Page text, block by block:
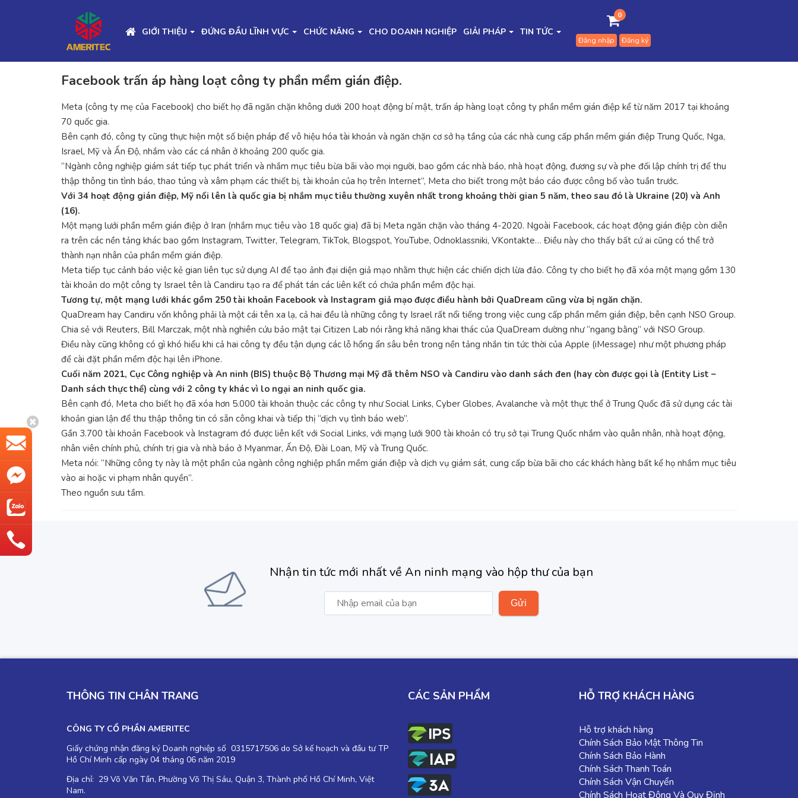
GIỚI THIỆU ĐỨNG ĐẦU LĨNH VỰC CHỨC NĂNG CHO DOANH NGHIỆP GIẢI PHÁP TIN TỨC
0
Đăng nhập Đăng ký
Facebook trấn áp hàng loạt công ty phần mềm gián điệp.
Meta (công ty mẹ của Facebook) cho biết họ đã ngăn chặn không dưới 200 hoạt động bí mật, trấn áp hàng loạt công ty phần mềm gián điệp kể từ năm 2017 tại khoảng
70 quốc gia.
Bên cạnh đó, công ty cũng thực hiện một số biện pháp để vô hiệu hóa tài khoản và ngăn chặn cơ sở hạ tầng của các nhà cung cấp phần mềm gián điệp Trung Quốc, Nga,
Israel, Mỹ và Ấn Độ, nhắm vào các cá nhân ở khoảng 200 quốc gia.
“Ngành công nghiệp giám sát tiếp tục phát triển và nhắm mục tiêu bừa bãi vào mọi người, bao gồm các nhà báo, nhà hoạt động, đương sự và phe đối lập chính trị để thu
thập thông tin tình báo, thao túng và xâm phạm các thiết bị, tài khoản của họ trên Internet”, Meta cho biết trong một báo cáo được công bố vào tuần trước.
Với 34 hoạt động gián điệp, Mỹ nổi lên là quốc gia bị nhắm mục tiêu thường xuyên nhất trong khoảng thời gian 5 năm, theo sau đó là Ukraine (20) và Anh
(16).
Một mạng lưới phần mềm gián điệp ở Iran (nhắm mục tiêu vào 18 quốc gia) đã bị Meta ngăn chặn vào tháng 4-2020. Ngoài Facebook, các hoạt động gián điệp còn diễn
ra trên các nền tảng khác bao gồm Instagram, Twitter, Telegram, TikTok, Blogspot, YouTube, Odnoklassniki, VKontakte… Điều này cho thấy bất cứ ai cũng có thể trở
thành nạn nhân của phần mềm gián điệp.
Meta tiếp tục cảnh báo việc kẻ gian liên tục sử dụng AI để tạo ảnh đại diện giả mạo nhằm thực hiện các chiến dịch lừa đảo. Công ty cho biết họ đã xóa một mạng gồm 130
tài khoản do một công ty Israel tên là Candiru tạo ra để phát tán các liên kết có chứa phần mềm độc hại.
Tương tự, một mạng lưới khác gồm 250 tài khoản Facebook và Instagram giả mạo được điều hành bởi QuaDream cũng vừa bị ngăn chặn.
QuaDream hay Candiru vốn không phải là một cái tên xa lạ, cả hai đều là những công ty Israel rất nổi tiếng trong việc cung cấp phần mềm gián điệp, bên cạnh NSO Group.
Chia sẻ với Reuters, Bill Marczak, một nhà nghiên cứu bảo mật tại Citizen Lab nói rằng khả năng khai thác của QuaDream dường như “ngang bằng” với NSO Group.
Điều này cũng không có gì khó hiểu khi cả hai công ty đều tận dụng các lỗ hổng ẩn sâu bên trong nền tảng nhắn tin tức thời của Apple (iMessage) như một phương pháp
để cài đặt phần mềm độc hại lên iPhone.
Cuối năm 2021, Cục Công nghiệp và An ninh (BIS) thuộc Bộ Thương mại Mỹ đã thêm NSO và Candiru vào danh sách đen (hay còn được gọi là (Entity List –
Danh sách thực thể) cùng với 2 công ty khác vì lo ngại an ninh quốc gia.
Bên cạnh đó, Meta cho biết họ đã xóa hơn 5.000 tài khoản thuộc các công ty như Social Links, Cyber Globes, Avalanche và một thực thể ở Trung Quốc đã sử dụng các tài
khoản gian lận để thu thập thông tin có sẵn công khai và tiếp thị “dịch vụ tình báo web”.
Gần 3.700 tài khoản Facebook và Instagram đó được liên kết với Social Links, với mạng lưới 900 tài khoản có trụ sở tại Trung Quốc nhắm vào quân nhân, nhà hoạt động,
nhân viên chính phủ, chính trị gia và nhà báo ở Myanmar, Ấn Độ, Đài Loan, Mỹ và Trung Quốc.
Meta nói: “Những công ty này là một phần của ngành công nghiệp phần mềm gián điệp và dịch vụ giám sát, cung cấp bừa bãi cho các khách hàng bất kể họ nhắm mục tiêu
vào ai hoặc vi phạm nhân quyền”.
Theo nguồn sưu tầm.
Nhận tin tức mới nhất về An ninh mạng vào hộp thư của bạn
THÔNG TIN CHÂN TRANG
CÔNG TY CỔ PHẦN AMERITEC
Giấy chứng nhận đăng ký Doanh nghiệp số 0315717506 do Sở kế hoạch và đầu tư TP
Hồ Chí Minh cấp ngày 04 tháng 06 năm 2019
Địa chỉ: 29 Võ Văn Tần, Phường Võ Thị Sáu, Quận 3, Thành phố Hồ Chí Minh, Việt
Nam.
CÁC SẢN PHẨM HỖ TRỢ KHÁCH HÀNG
Hỗ trợ khách hàng
Chính Sách Bảo Mật Thông Tin
Chính Sách Bảo Hành
Chính Sách Thanh Toán
Chính Sách Vận Chuyển
Chính Sách Hoạt Động Và Quy Định